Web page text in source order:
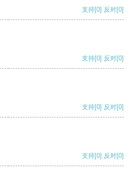
支持[0] 反对[0]
支持[0] 反对[0]
支持[0] 反对[0]
支持[0] 反对[0]